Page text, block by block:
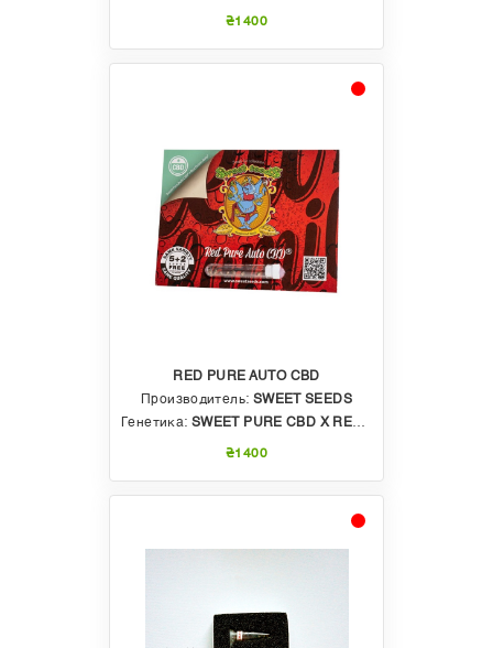
₴1400
RED PURE AUTO CBD
Производитель: SWEET SEEDS
Генетика: SWEET PURE CBD X RED POISON AUTO
₴1400